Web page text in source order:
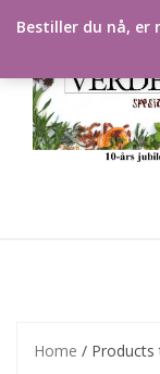
Home / Products
Bestiller du nå, er